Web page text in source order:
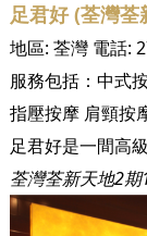
足君好 (荃灣荃
地區: 荃灣電話:
服務包括： 中式
指壓按摩 肩頸按
荃灣荃新天地2